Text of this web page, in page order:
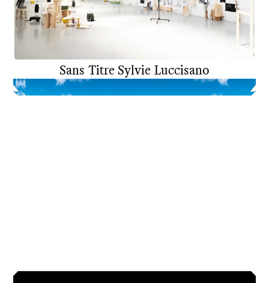
Sans Titre Sylvie Luccisano